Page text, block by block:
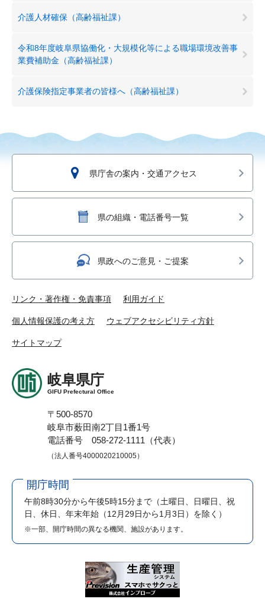
介護人材確保（高齢福祉課）
令和8年度岐阜県協働化・大規模化等による職場環境改善事
業費補助金（高齢福祉課）
介護保険指定事業者の皆様へ（高齢福祉課）
県庁舎の案内・交通アクセス
県の組織・電話番号一覧
県政へのご意見・ご提案
リンク・著作権・免責事項 利用ガイド
個人情報保護の考え方 ウェブアクセシビリティ方針
サイトマップ
岐阜県庁
GIFU Prefectural Office
〒500-8570
岐阜市薮田南2丁目1番1号
電話番号 058-272-1111（代表）
（法人番号4000020210005）
開庁時間
午前8時30分から午後5時15分まで （土曜日、日曜日、祝
日、休日、年末年始（12月29日から1月3日）を除く）
※一部、開庁時間の異なる機関、施設があります。